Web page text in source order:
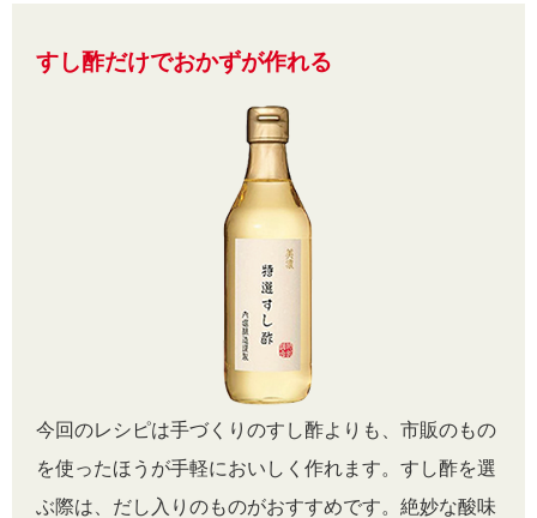
すし酢だけでおかずが作れる
今回のレシピは手づくりのすし酢よりも、市販のもの
を使ったほうが手軽においしく作れます。すし酢を選
ぶ際は、だし入りのものがおすすめです。絶妙な酸味